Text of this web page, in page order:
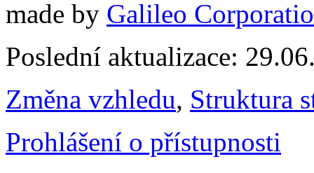
made by Galileo
Poslední aktualizace:
Změna vzhledu, Struktura
Prohlášení o přístupnosti